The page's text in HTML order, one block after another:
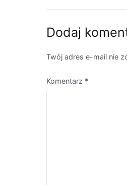
Dodaj
Twój adres e-mail nie
Komentarz *